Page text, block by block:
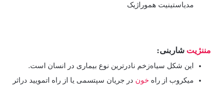
مدیاستینیت هموراژیک
مننژیت شاربنی:
این شکل سیاه‌زخم نادرترین نوع بیماری در انسان است.
میکروب از راه خون در جریان سپتسمی یا از راه اتمویید دراثر